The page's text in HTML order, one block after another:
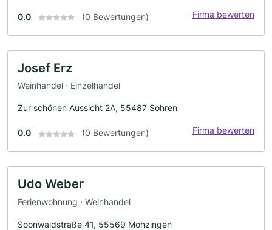
0.0 (0 Bewertungen) Firma bewerten
Josef Erz
Weinhandel · Einzelhandel
Zur schönen Aussicht 2A, 55487 Sohren
0.0 (0 Bewertungen) Firma bewerten
Udo Weber
Ferienwohnung · Weinhandel
Soonwaldstraße 41, 55569 Monzingen